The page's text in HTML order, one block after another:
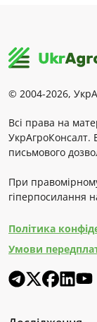
© 2004-2026,
Всі права на
УкрАгроКонсалт.
письмового
При
гіперпосилання
Політика
Умови